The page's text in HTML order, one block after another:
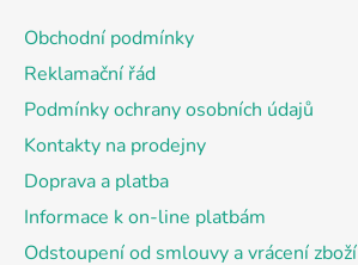
Obchodní podmínky
Reklamační řád
Podmínky ochrany osobních údajů
Kontakty na prodejny
Doprava a platba
Informace k on-line platbám
Odstoupení od smlouvy a vrácení zboží